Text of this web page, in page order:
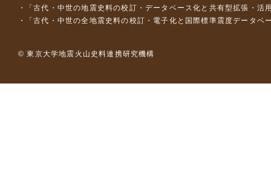
「古代・中世の地震史料の校訂・データベース化と共有型拡張・
「古代・中世の全地震史料の校訂・電子化と国際標準震度データ
© 東京大学地震火山史料連携研究機構